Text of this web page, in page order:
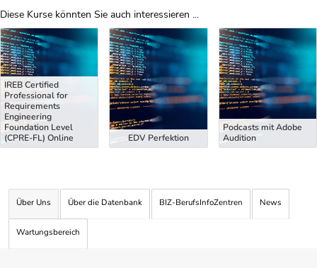
Diese Kurse könnten Sie auch interessieren ...
Uber Weiterbildungsvorschläge
IREB Certified
Professional for
Requirements
Engineering
Foundation Level
(CPRE-FL) Online
EDV Perfektion
Podcasts mit Adobe
Audition
Über Uns Über die Datenbank BIZ-BerufsInfoZentren News
Wartungsbereich